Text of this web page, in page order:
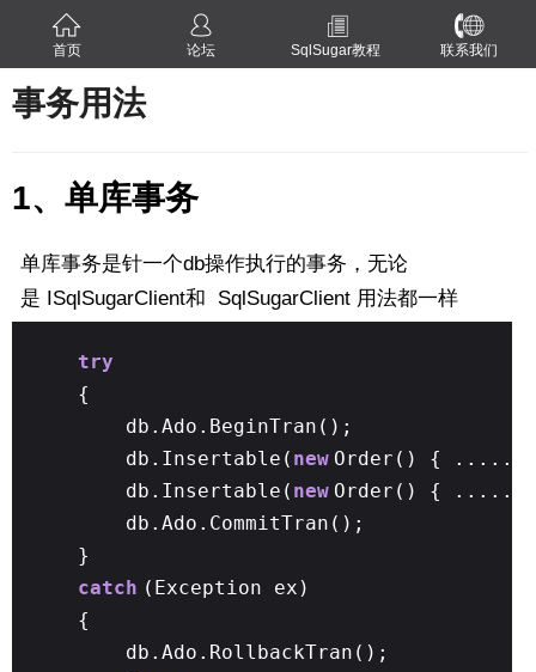
首页 论坛 SqlSugar教程 联系我们
事务用法
1、单库事务
单库事务是针一个db操作执行的事务，无论
是 ISqlSugarClient和 SqlSugarClient 用法都一样
try
{
db.Ado.BeginTran();
db.Insertable( new Order() {
db.Insertable( new Order() {
db.Ado.CommitTran();
}
catch (Exception ex)
{
db.Ado.RollbackTran();